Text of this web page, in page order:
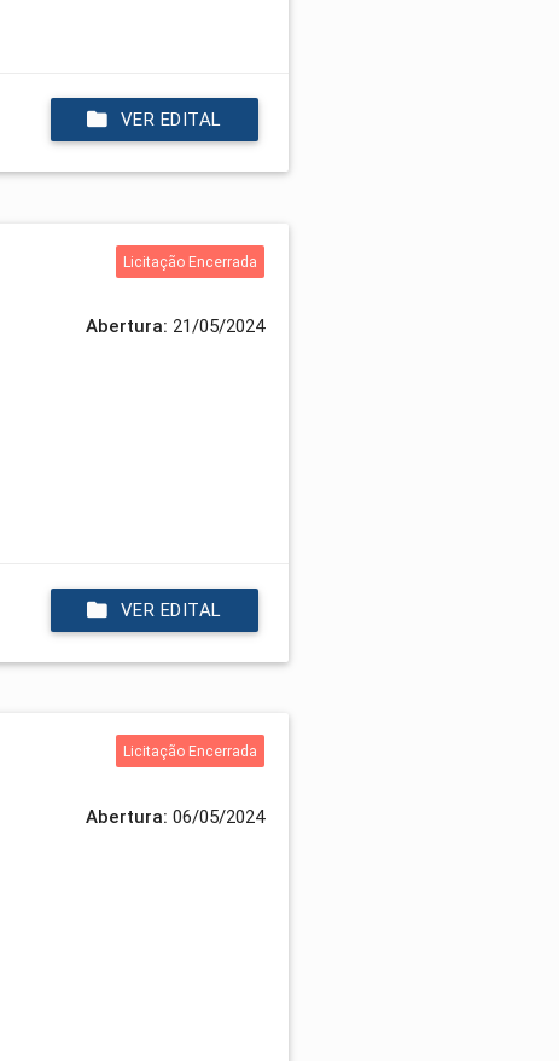
VER EDITAL
Licitação Encerrada
Abertura: 21/05/2024
VER EDITAL
Licitação Encerrada
Abertura: 06/05/2024